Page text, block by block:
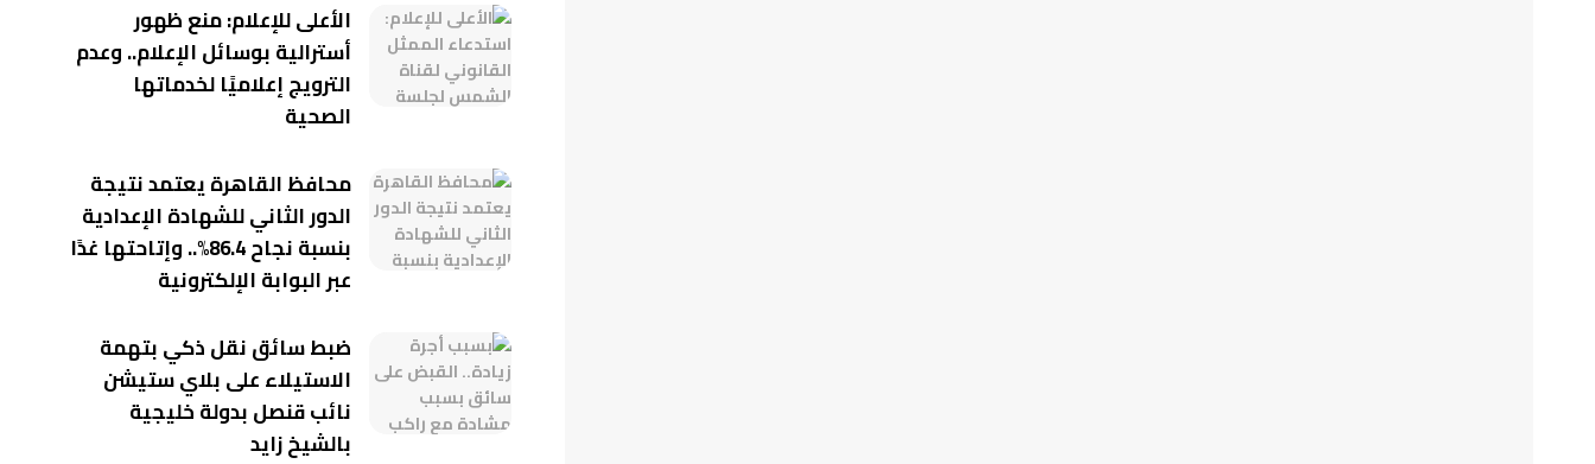
الأعلى للإعلام: منع ظهور
أسترالية بوسائل الإعلام.. وعدم
الترويج إعلاميًا لخدماتها
الصحية
محافظ القاهرة يعتمد نتيجة
الدور الثاني للشهادة الإعدادية
بنسبة نجاح 86.4%.. وإتاحتها غدًا
عبر البوابة الإلكترونية
ضبط سائق نقل ذكي بتهمة
الاستيلاء على بلاي ستيشن
نائب قنصل بدولة خليجية
بالشيخ زايد